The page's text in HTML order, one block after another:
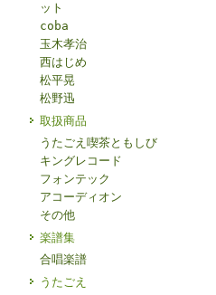
ット
coba
玉木孝治
西はじめ
松平晃
松野迅
取扱商品
うたごえ喫茶ともしび
キングレコード
フォンテック
アコーディオン
その他
楽譜集
合唱楽譜
うたごえ